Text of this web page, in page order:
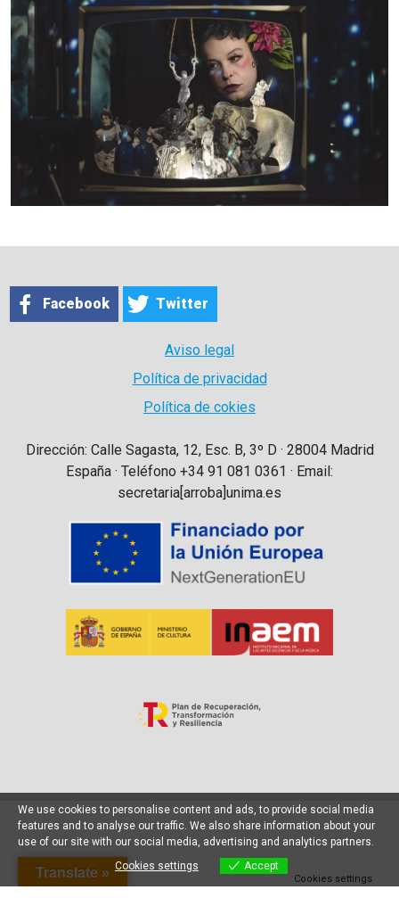
Facebook Twitter
Aviso legal
Política de privacidad
Política de cokies
Dirección: Calle Sagasta, 12, Esc. B, 3º D · 28004 Madrid
España · Teléfono +34 91 081 0361 · Email:
secretaria[arroba]unima.es
Translate »
We use cookies to personalise content and ads, to provide social media
features and to analyse our traffic. We also share information about your
use of our site with our social media, advertising and analytics partners.
Cookies settings
Accept
Cookies settings